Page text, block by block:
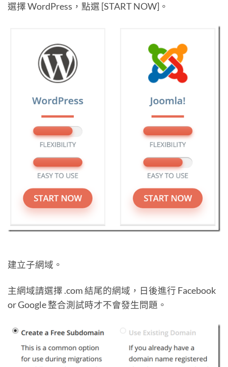
選擇 WordPress，點選 [START NOW]。
建立子網域。
主網域請選擇 .com 結尾的網域，日後進行 Facebook
or Google 整合測試時才不會發生問題。